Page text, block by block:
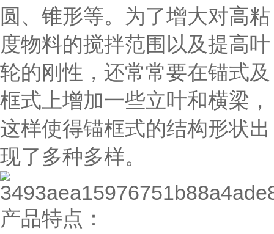
圆、锥形等。为了增大对高粘
度物料的搅拌范围以及提高叶
轮的刚性，还常常要在锚式及
框式上增加一些立叶和横梁，
这样使得锚框式的结构形状出
现了多种多样。
产品特点：